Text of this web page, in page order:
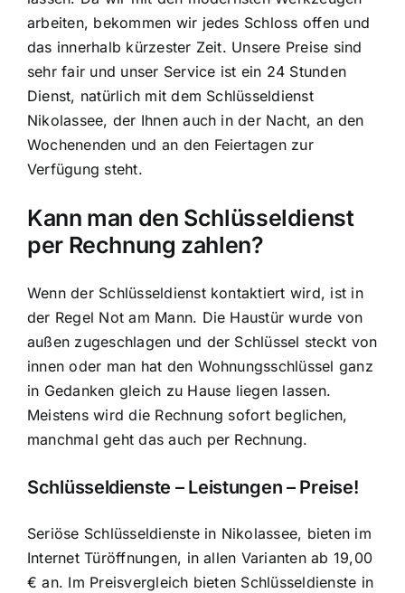
arbeiten, bekommen wir jedes Schloss offen und
das innerhalb kürzester Zeit. Unsere Preise sind
sehr fair und unser Service ist ein 24 Stunden
Dienst, natürlich mit dem Schlüsseldienst
Nikolassee, der Ihnen auch in der Nacht, an den
Wochenenden und an den Feiertagen zur
Verfügung steht.
Kann man den Schlüsseldienst
per Rechnung zahlen?
Wenn der Schlüsseldienst kontaktiert wird, ist in
der Regel Not am Mann. Die Haustür wurde von
außen zugeschlagen und der Schlüssel steckt von
innen oder man hat den Wohnungsschlüssel ganz
in Gedanken gleich zu Hause liegen lassen.
Meistens wird die Rechnung sofort beglichen,
manchmal geht das auch per Rechnung.
Schlüsseldienste – Leistungen – Preise!
Seriöse Schlüsseldienste in Nikolassee, bieten im
Internet Türöffnungen, in allen Varianten ab 19,00
€ an. Im Preisvergleich bieten Schlüsseldienste in